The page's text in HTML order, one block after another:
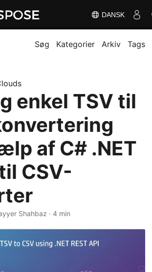
DANSK
Søg Kategorier Arkiv Tags
enkel TSV til
af C# .NET
CSV-
Shahbaz · 4 min